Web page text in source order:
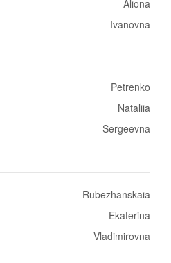
Aliona
Ivanovna
Petrenko
Nataliia
Sergeevna
Rubezhanskaia
Ekaterina
Vladimirovna